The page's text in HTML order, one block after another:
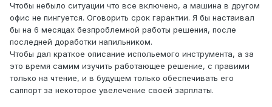
Чтобы небыло ситуации что все включено, а машина в другом
офис не пингуется. Оговорить срок гарантии. Я бы настаивал
бы на 6 месяцах безпроблемной работы решения, после
последней доработки напильником.
Чтобы дал краткое описание испольемого инструмента, а за
это время самим изучить работающее решение, с правими
только на чтение, и в будущем только обеспечивать его
саппорт за некоторое увелечение своей зарплаты.